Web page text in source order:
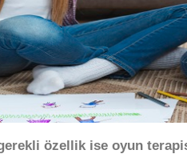
özellik ise oyun